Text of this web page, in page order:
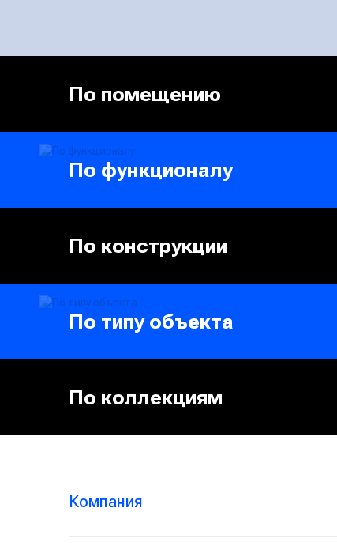
По помещению
По функционалу
По конструкции
По типу объекта
По коллекциям
Компания